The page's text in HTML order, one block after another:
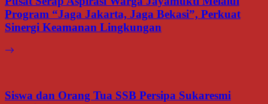
Program “Jaga Jakarta, Jaga Bekasi”, Perkuat
Sinergi Keamanan Lingkungan
Siswa dan Orang Tua SSB Persipa Sukaresmi